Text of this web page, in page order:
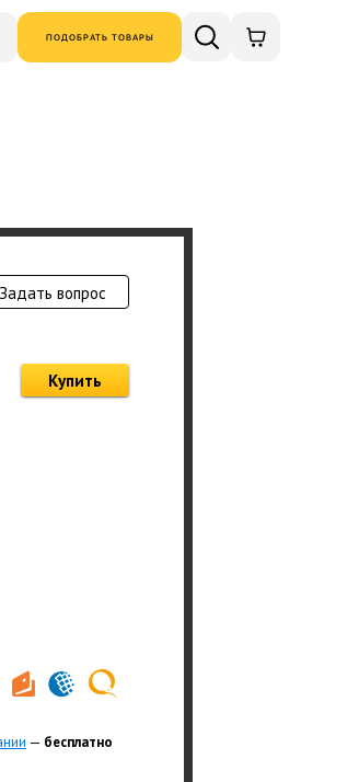
ПОДОБРАТЬ ТОВАРЫ
Задать вопрос
Купить
— бесплатно